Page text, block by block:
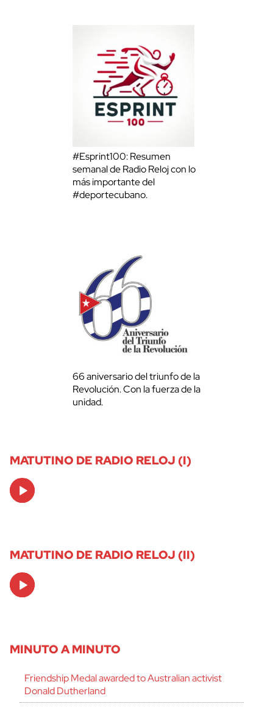
#Esprint100: Resumen
semanal de Radio Reloj con lo
más importante del
#deportecubano.
66 aniversario del triunfo de la
Revolución. Con la fuerza de la
unidad.
MATUTINO DE RADIO RELOJ (I)
Audio
Player
MATUTINO DE RADIO RELOJ (II)
Audio
Player
MINUTO A MINUTO
Friendship Medal awarded to Australian activist
Donald Dutherland